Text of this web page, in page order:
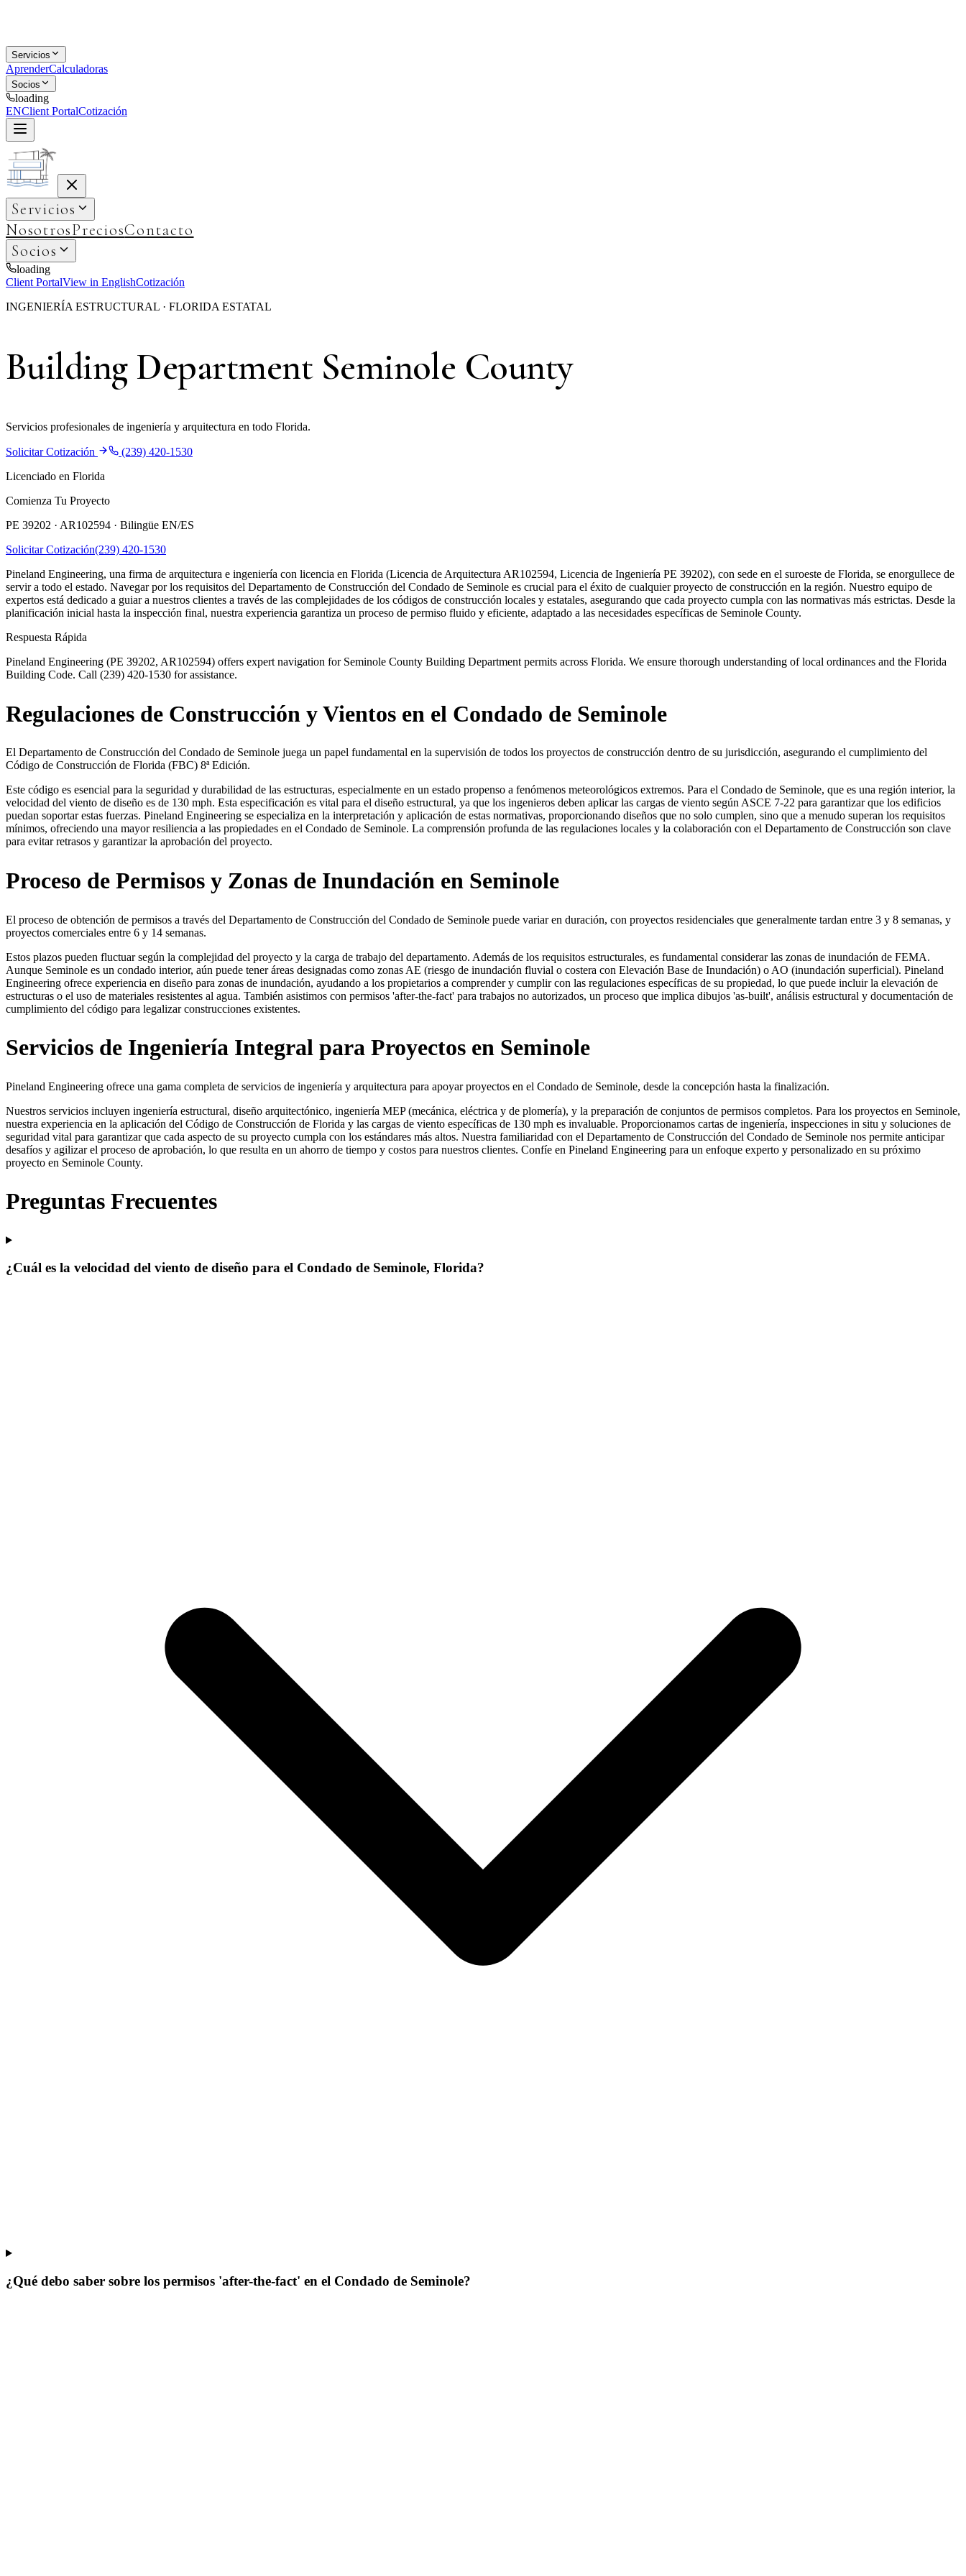
Servicios
AprenderCalculadoras
Socios
loading
ENClient PortalCotización
Servicios
NosotrosPreciosContacto
Socios
loading
Client PortalView in EnglishCotización
INGENIERÍA ESTRUCTURAL · FLORIDA ESTATAL
Building Department Seminole County
Servicios profesionales de ingeniería y arquitectura en todo Florida.
Solicitar Cotización
(239) 420-1530
Licenciado en Florida
Comienza Tu Proyecto
PE 39202 · AR102594 · Bilingüe EN/ES
Solicitar Cotización(239) 420-1530
Pineland Engineering, una firma de arquitectura e ingeniería con licencia en Florida (Licencia de Arquitectura AR102594, Licencia de Ingeniería PE 39202), con sede en el suroeste de Florida, se enorgullece de
servir a todo el estado. Navegar por los requisitos del Departamento de Construcción del Condado de Seminole es crucial para el éxito de cualquier proyecto de construcción en la región. Nuestro equipo de
expertos está dedicado a guiar a nuestros clientes a través de las complejidades de los códigos de construcción locales y estatales, asegurando que cada proyecto cumpla con las normativas más estrictas. Desde la
planificación inicial hasta la inspección final, nuestra experiencia garantiza un proceso de permiso fluido y eficiente, adaptado a las necesidades específicas de Seminole County.
Respuesta Rápida
Pineland Engineering (PE 39202, AR102594) offers expert navigation for Seminole County Building Department permits across Florida. We ensure thorough understanding of local ordinances and the Florida
Building Code. Call (239) 420-1530 for assistance.
Regulaciones de Construcción y Vientos en el Condado de Seminole
El Departamento de Construcción del Condado de Seminole juega un papel fundamental en la supervisión de todos los proyectos de construcción dentro de su jurisdicción, asegurando el cumplimiento del
Código de Construcción de Florida (FBC) 8ª Edición.
Este código es esencial para la seguridad y durabilidad de las estructuras, especialmente en un estado propenso a fenómenos meteorológicos extremos. Para el Condado de Seminole, que es una región interior, la
velocidad del viento de diseño es de 130 mph. Esta especificación es vital para el diseño estructural, ya que los ingenieros deben aplicar las cargas de viento según ASCE 7-22 para garantizar que los edificios
puedan soportar estas fuerzas. Pineland Engineering se especializa en la interpretación y aplicación de estas normativas, proporcionando diseños que no solo cumplen, sino que a menudo superan los requisitos
mínimos, ofreciendo una mayor resiliencia a las propiedades en el Condado de Seminole. La comprensión profunda de las regulaciones locales y la colaboración con el Departamento de Construcción son clave
para evitar retrasos y garantizar la aprobación del proyecto.
Proceso de Permisos y Zonas de Inundación en Seminole
El proceso de obtención de permisos a través del Departamento de Construcción del Condado de Seminole puede variar en duración, con proyectos residenciales que generalmente tardan entre 3 y 8 semanas, y
proyectos comerciales entre 6 y 14 semanas.
Estos plazos pueden fluctuar según la complejidad del proyecto y la carga de trabajo del departamento. Además de los requisitos estructurales, es fundamental considerar las zonas de inundación de FEMA.
Aunque Seminole es un condado interior, aún puede tener áreas designadas como zonas AE (riesgo de inundación fluvial o costera con Elevación Base de Inundación) o AO (inundación superficial). Pineland
Engineering ofrece experiencia en diseño para zonas de inundación, ayudando a los propietarios a comprender y cumplir con las regulaciones específicas de su propiedad, lo que puede incluir la elevación de
estructuras o el uso de materiales resistentes al agua. También asistimos con permisos 'after-the-fact' para trabajos no autorizados, un proceso que implica dibujos 'as-built', análisis estructural y documentación de
cumplimiento del código para legalizar construcciones existentes.
Servicios de Ingeniería Integral para Proyectos en Seminole
Pineland Engineering ofrece una gama completa de servicios de ingeniería y arquitectura para apoyar proyectos en el Condado de Seminole, desde la concepción hasta la finalización.
Nuestros servicios incluyen ingeniería estructural, diseño arquitectónico, ingeniería MEP (mecánica, eléctrica y de plomería), y la preparación de conjuntos de permisos completos. Para los proyectos en Seminole,
nuestra experiencia en la aplicación del Código de Construcción de Florida y las cargas de viento específicas de 130 mph es invaluable. Proporcionamos cartas de ingeniería, inspecciones in situ y soluciones de
seguridad vital para garantizar que cada aspecto de su proyecto cumpla con los estándares más altos. Nuestra familiaridad con el Departamento de Construcción del Condado de Seminole nos permite anticipar
desafíos y agilizar el proceso de aprobación, lo que resulta en un ahorro de tiempo y costos para nuestros clientes. Confíe en Pineland Engineering para un enfoque experto y personalizado en su próximo
proyecto en Seminole County.
Preguntas Frecuentes
¿Cuál es la velocidad del viento de diseño para el Condado de Seminole, Florida?
¿Qué debo saber sobre los permisos 'after-the-fact' en el Condado de Seminole?